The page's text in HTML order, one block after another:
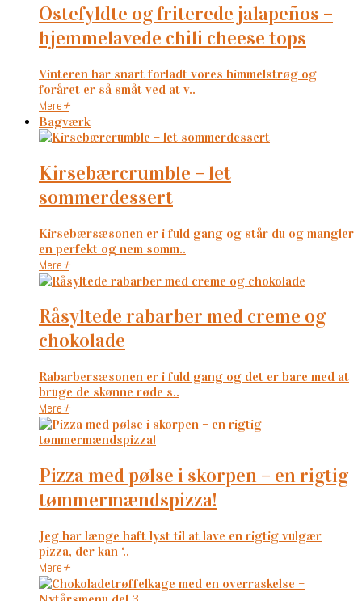
ostefyldte og friterede jalapeños –
hjemmelavede chili cheese tops
Vinteren har snart forladt vores himmelstrøg og
foråret er så småt ved at v..
Mere+
Bagværk
kirsebærcrumble – let
sommerdessert
Kirsebærsæsonen er i fuld gang og står du og mangler
en perfekt og nem somm..
Mere+
råsyltede rabarber med creme og
chokolade
Rabarbersæsonen er i fuld gang og det er bare med at
bruge de skønne røde s..
Mere+
pizza med pølse i skorpen – en rigtig
tømmermændspizza!
Jeg har længe haft lyst til at lave en rigtig vulgær
pizza, der kan ‘..
Mere+